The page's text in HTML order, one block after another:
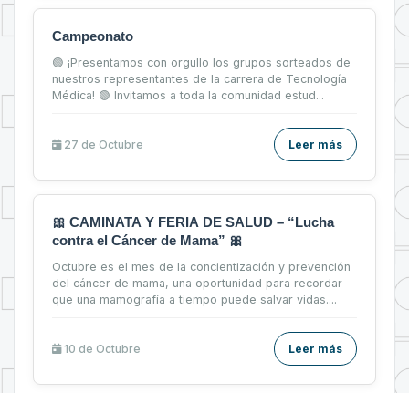
Campeonato
🟢 ¡Presentamos con orgullo los grupos sorteados de
nuestros representantes de la carrera de Tecnología
Médica! 🟢 Invitamos a toda la comunidad estud...
27 de Octubre Leer más
🎀 CAMINATA Y FERIA DE SALUD – “Lucha
contra el Cáncer de Mama” 🎀
Octubre es el mes de la concientización y prevención
del cáncer de mama, una oportunidad para recordar
que una mamografía a tiempo puede salvar vidas....
10 de Octubre Leer más